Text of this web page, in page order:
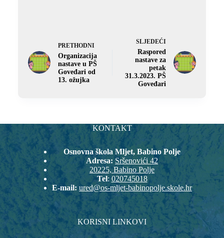
PRETHODNI
Organizacija
nastave u PŠ
Goveđari od
13. ožujka
SLJEDEĆI
Raspored
nastave za
petak
31.3.2023. PŠ
Goveđari
KONTAKT
Osnovna škola Mljet, Babino Polje
Adresa: Sršenovići 42
20225, Babino Polje
Tel: 020745018
E-mail: ured@os-mljet-babinopolje.skole.hr
KORISNI LINKOVI